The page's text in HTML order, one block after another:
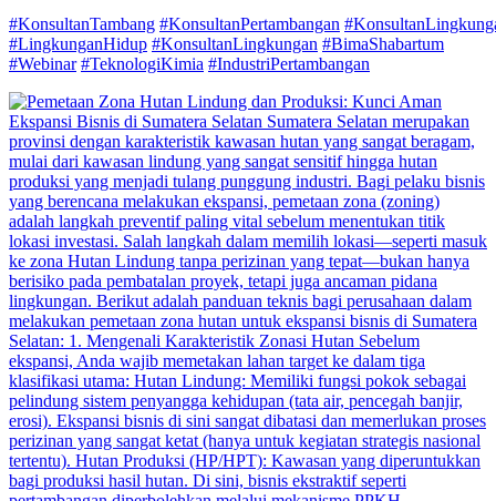
#KonsultanTambang #KonsultanPertambangan
#LingkunganHidup #KonsultanLingkungan #BimaShabartum
#Webinar #TeknologiKimia #IndustriPertambangan